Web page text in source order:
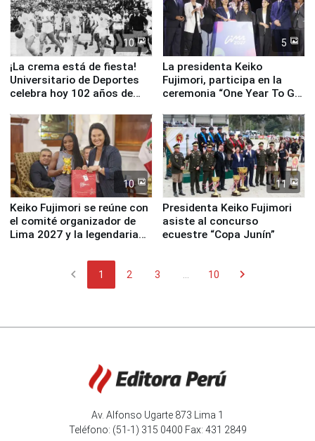
10
¡La crema está de fiesta!
Universitario de Deportes
celebra hoy 102 años de
5
La presidenta Keiko
Fujimori, participa en la
ceremonia “One Year To Go
10
Keiko Fujimori se reúne con
el comité organizador de
Lima 2027 y la legendaria
11
Presidenta Keiko Fujimori
asiste al concurso
ecuestre “Copa Junín”
chevron_left 1 2 3 ... 10 chevron_right
Av. Alfonso Ugarte 873 Lima 1
Teléfono: (51-1) 315 0400 Fax: 431 2849